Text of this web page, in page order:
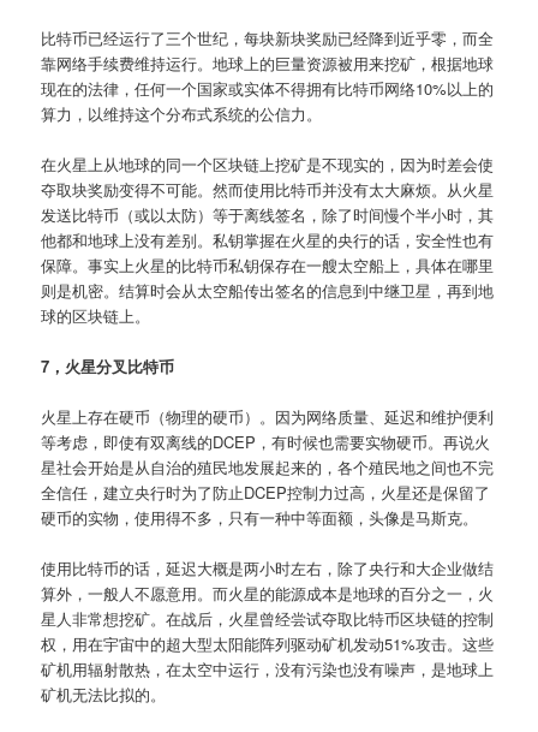
比特币已经运行了三个世纪，每块新块奖励已经降到近乎零，而全
靠网络手续费维持运行。地球上的巨量资源被用来挖矿，根据地球
现在的法律，任何一个国家或实体不得拥有比特币网络10%以上的
算力，以维持这个分布式系统的公信力。
在火星上从地球的同一个区块链上挖矿是不现实的，因为时差会使
夺取块奖励变得不可能。然而使用比特币并没有太大麻烦。从火星
发送比特币（或以太防）等于离线签名，除了时间慢个半小时，其
他都和地球上没有差别。私钥掌握在火星的央行的话，安全性也有
保障。事实上火星的比特币私钥保存在一艘太空船上，具体在哪里
则是机密。结算时会从太空船传出签名的信息到中继卫星，再到地
球的区块链上。
7，火星分叉比特币
火星上存在硬币（物理的硬币）。因为网络质量、延迟和维护便利
等考虑，即使有双离线的DCEP，有时候也需要实物硬币。再说火
星社会开始是从自治的殖民地发展起来的，各个殖民地之间也不完
全信任，建立央行时为了防止DCEP控制力过高，火星还是保留了
硬币的实物，使用得不多，只有一种中等面额，头像是马斯克。
使用比特币的话，延迟大概是两小时左右，除了央行和大企业做结
算外，一般人不愿意用。而火星的能源成本是地球的百分之一，火
星人非常想挖矿。在战后，火星曾经尝试夺取比特币区块链的控制
权，用在宇宙中的超大型太阳能阵列驱动矿机发动51%攻击。这些
矿机用辐射散热，在太空中运行，没有污染也没有噪声，是地球上
矿机无法比拟的。